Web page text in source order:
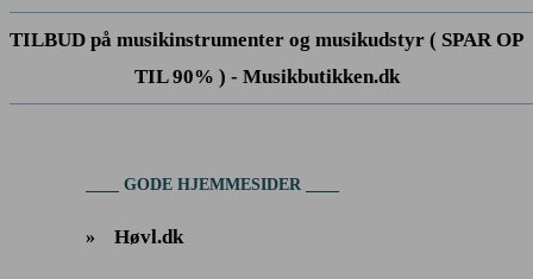
TILBUD på musikinstrumenter og musikudstyr ( SPAR OP
TIL 90% ) - Musikbutikken.dk
GODE HJEMMESIDER
» Høvl.dk